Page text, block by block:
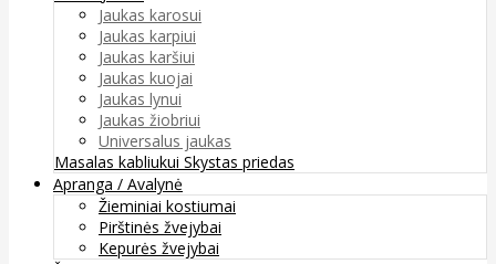
Jaukas karosui
Jaukas karpiui
Jaukas karšiui
Jaukas kuojai
Jaukas lynui
Jaukas žiobriui
Universalus jaukas
Masalas kabliukui Skystas priedas
Apranga / Avalynė
Žieminiai kostiumai
Pirštinės žvejybai
Kepurės žvejybai